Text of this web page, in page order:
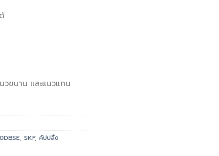
วขนาน และแนวแกน
, SKF, คัปปลิ้ง